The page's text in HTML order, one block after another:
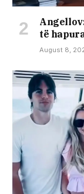
të
August 8,